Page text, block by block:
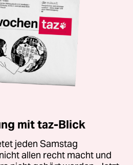
mit taz-Blick
jeden Samstag
allen recht macht und